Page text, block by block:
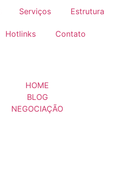
Serviços Estrutura
Hotlinks Contato
HOME
BLOG
NEGOCIAÇÃO